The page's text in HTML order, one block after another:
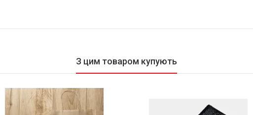
З цим товаром купують